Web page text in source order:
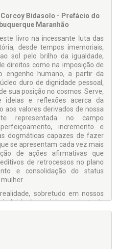
Bidasolo - Prefácio do
Maranhão
livro na incessante luta das
desde tempos imemoriais,
sol pelo brilho da igualdade,
direitos como na imposição de
engenho humano, a partir da
duro de dignidade pessoal,
sua posição no cosmos. Serve,
ideias e reflexões acerca da
aos valores derivados de nossa
representada no campo
incremento e
dogmáticas capazes de fazer
se apresentam cada vez mais
de ações afirmativas que
de retrocessos no plano
e consolidação do status
sobretudo em nossos
e social, consciente da
normativa da tutela dos
vez mais iluminar a ordem
a fim de oferecer cobertura